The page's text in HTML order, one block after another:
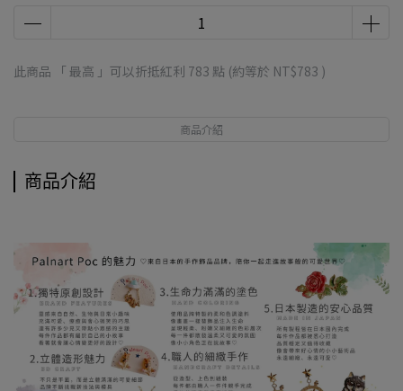
此商品 「 最高 」可以折抵紅利 783 點 (約等於 NT$783 )
商品介紹
商品介紹